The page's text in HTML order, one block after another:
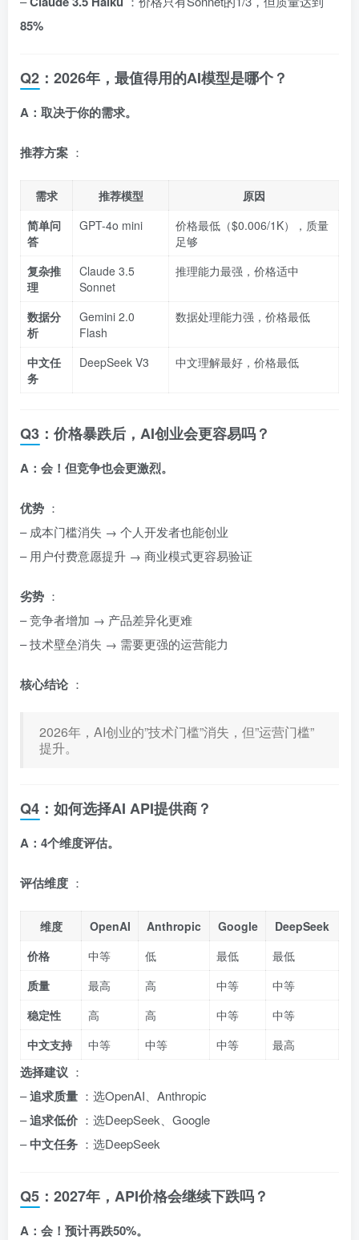
85%
Q2：2026年，最值得用的AI模型是哪个？
A：取决于你的需求。
推荐方案 ：
需求 推荐模型
原因
简单问
答
GPT-4o mini
价格最低（$0.006/1K），质量
足够
复杂推
理
Claude 3.5
Sonnet
推理能力最强，价格适中
数据分
析
Gemini 2.0
Flash
数据处理能力强，价格最低
中文任
务
DeepSeek V3 中文理解最好，价格最低
Q3：价格暴跌后，AI创业会更容易吗？
A：会！但竞争也会更激烈。
优势 ：
– 成本门槛消失 → 个人开发者也能创业
– 用户付费意愿提升 → 商业模式更容易验证
劣势 ：
– 竞争者增加 → 产品差异化更难
– 技术壁垒消失 → 需要更强的运营能力
核心结论 ：
2026年，AI创业的”技术门槛”消失，但”运营门槛”
提升。
Q4：如何选择AI API提供商？
A：4个维度评估。
评估维度 ：
维度 OpenAI Anthropic Google
DeepSeek
价格
中等 低 最低
最低
质量
最高 高 中等
中等
稳定性
高 高 中等
中等
中文支持
中等 中等 中等 最高
选择建议 ：
–追求质量 ：选OpenAI、Anthropic
–追求低价 ：选DeepSeek、Google
–中文任务 ：选DeepSeek
Q5：2027年，API价格会继续下跌吗？
A：会！预计再跌50%。